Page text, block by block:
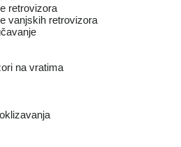
retrovizora
vanjskih retrovizora
na vratima